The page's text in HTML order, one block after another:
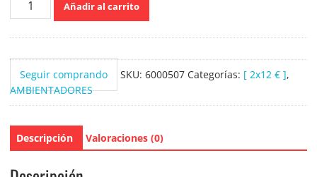
Ambientador
Oceano
95ml.
cantidad
Añadir al carrito
Seguir comprando SKU: 6000507 Categorías: [ 2x12 € ],
AMBIENTADORES
Descripción Valoraciones (0)